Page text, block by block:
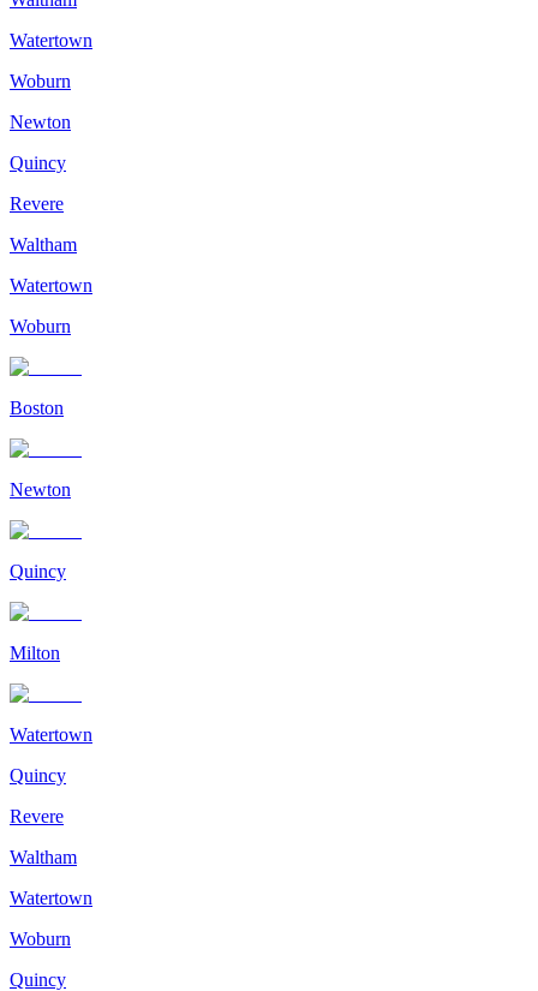
Watertown
Woburn
Newton
Quincy
Revere
Waltham
Watertown
Woburn
Boston
Newton
Quincy
Milton
Watertown
Quincy
Revere
Waltham
Watertown
Woburn
Quincy